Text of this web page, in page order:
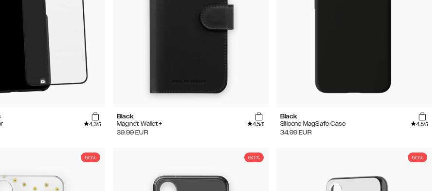
4.3/5
Black
Magnet Wallet+
4.5/5
39.99 EUR
Black
Silicone MagSafe Case
4.5/5
34.99 EUR
50% 50% 50%